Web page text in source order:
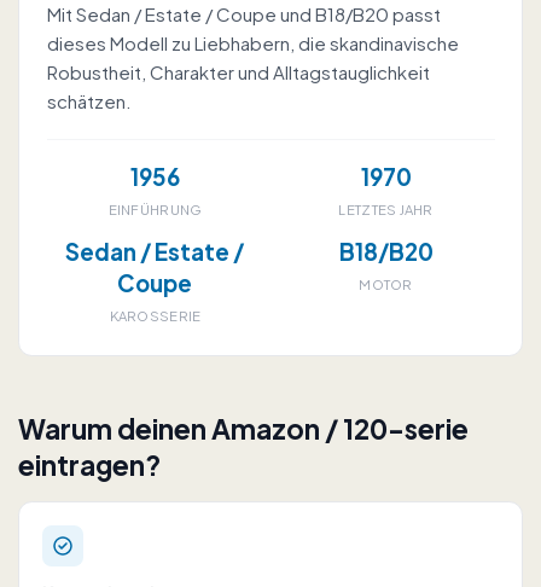
Mit Sedan / Estate / Coupe und B18/B20 passt
dieses Modell zu Liebhabern, die skandinavische
Robustheit, Charakter und Alltagstauglichkeit
schätzen.
1956
EINFÜHRUNG
1970
LETZTES JAHR
Sedan / Estate /
Coupe
KAROSSERIE
B18/B20
MOTOR
Warum deinen Amazon / 120-serie
eintragen?